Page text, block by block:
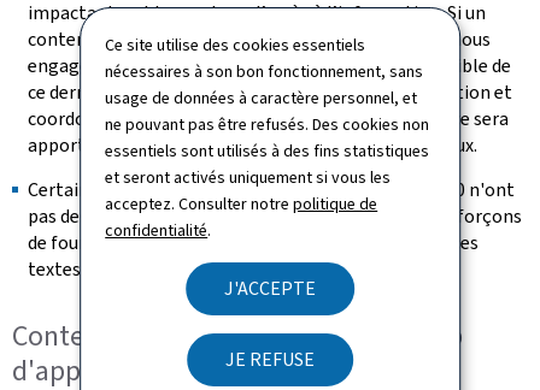
Ce site utilise des cookies essentiels
nécessaires à son bon fonctionnement, sans
usage de données à caractère personnel, et
ne pouvant pas être refusés. Des cookies non
essentiels sont utilisés à des fins statistiques
et seront activés uniquement si vous les
acceptez. Consulter notrepolitique de
confidentialité.
J'ACCEPTE
JE REFUSE
impactant ne bloquent pas l’accès à l’information. Si un
contenu s’avérait malgré tout non accessible, nous nous
engageons à fournir sur demande une version accessible de
ce dernier (se référer à la section « Retour d'information et
coordonnées de contact »). Une attention particulière sera
apportée à la rédaction des futurs contenus éditoriaux.
Certaines vidéos publiées après le 23 septembre 2020 n'ont
pas de transcription textuelle adaptée. Nous nous efforçons
de fournir les messages transmis dans la vidéo dans les
textes environnants
Contenu n'entrant pas dans le champ
d'application de la loi du 28 mai 2019